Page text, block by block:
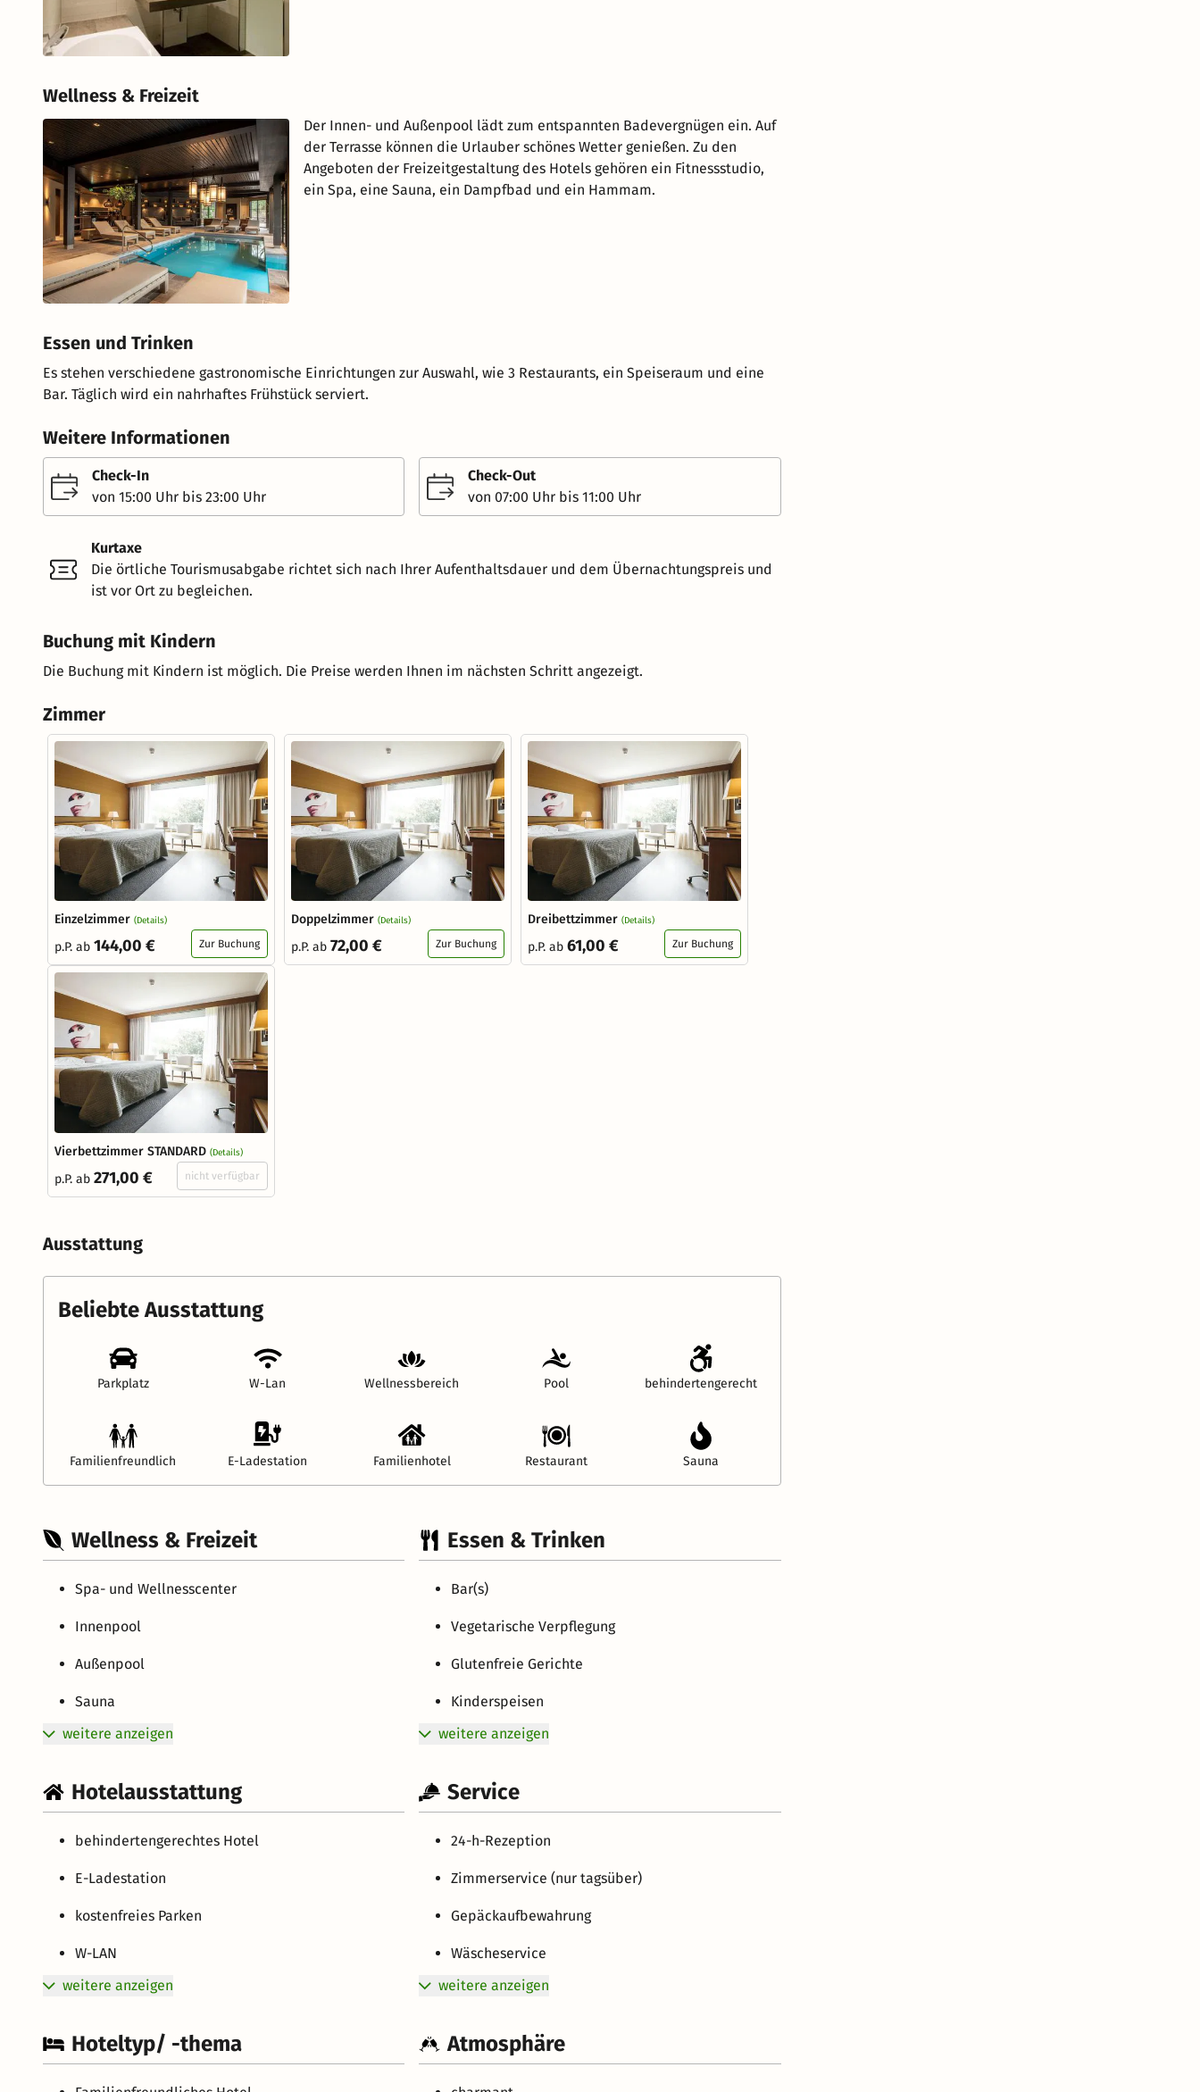
Wellness & Freizeit
Der Innen- und Außenpool lädt zum entspannten Badevergnügen ein. Auf
der Terrasse können die Urlauber schönes Wetter genießen. Zu den
Angeboten der Freizeitgestaltung des Hotels gehören ein Fitnessstudio,
ein Spa, eine Sauna, ein Dampfbad und ein Hammam.
Essen und Trinken
Es stehen verschiedene gastronomische Einrichtungen zur Auswahl, wie 3 Restaurants, ein Speiseraum und eine
Bar. Täglich wird ein nahrhaftes Frühstück serviert.
Weitere Informationen
Check-In
von 15:00 Uhr bis 23:00 Uhr
Check-Out
von 07:00 Uhr bis 11:00 Uhr
Kurtaxe
Die örtliche Tourismusabgabe richtet sich nach Ihrer Aufenthaltsdauer und dem Übernachtungspreis und
ist vor Ort zu begleichen.
Buchung mit Kindern
Die Buchung mit Kindern ist möglich. Die Preise werden Ihnen im nächsten Schritt angezeigt.
Zimmer
Einzelzimmer (Details)
p.P. ab 144,00 € Zur Buchung
Doppelzimmer (Details)
p.P. ab 72,00 € Zur Buchung
Dreibettzimmer (Details)
p.P. ab 61,00 € Zur Buchung
Vierbettzimmer STANDARD (Details)
p.P. ab 271,00 € nicht verfügbar
Ausstattung
Beliebte Ausstattung
Parkplatz W-Lan Wellnessbereich Pool behindertengerecht
Familienfreundlich E-Ladestation Familienhotel Restaurant Sauna
Wellness & Freizeit
Spa- und Wellnesscenter
Innenpool
Außenpool
Sauna
weitere anzeigen
Essen & Trinken
Bar(s)
Vegetarische Verpflegung
Glutenfreie Gerichte
Kinderspeisen
weitere anzeigen
Hotelausstattung
behindertengerechtes Hotel
E-Ladestation
kostenfreies Parken
W-LAN
weitere anzeigen
Service
24-h-Rezeption
Zimmerservice (nur tagsüber)
Gepäckaufbewahrung
Wäscheservice
weitere anzeigen
Hoteltyp/ -thema Atmosphäre